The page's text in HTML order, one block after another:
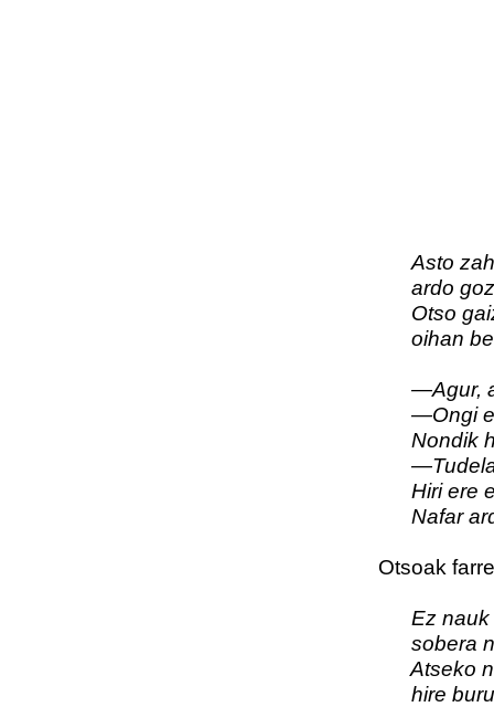
Asto
ardo
Otso
oihan
—Agur,
—Ongi
Nondik
Hiri ere
Nafar
Otsoak
Ez nauk
sobera
Atseko
hire buru-